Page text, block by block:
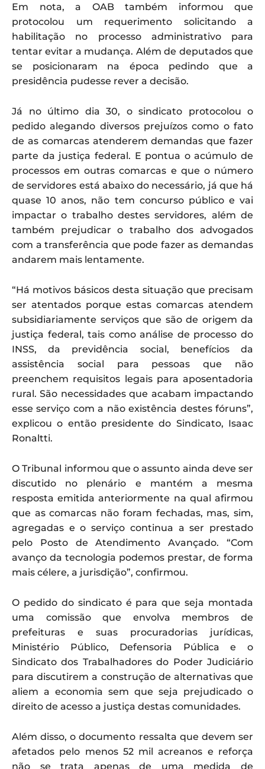
Em nota, a OAB também informou que
protocolou um requerimento solicitando a
habilitação no processo administrativo para
tentar evitar a mudança. Além de deputados que
se posicionaram na época pedindo que a
presidência pudesse rever a decisão.
Já no último dia 30, o sindicato protocolou o
pedido alegando diversos prejuízos como o fato
de as comarcas atenderem demandas que fazer
parte da justiça federal. E pontua o acúmulo de
processos em outras comarcas e que o número
de servidores está abaixo do necessário, já que há
quase 10 anos, não tem concurso público e vai
impactar o trabalho destes servidores, além de
também prejudicar o trabalho dos advogados
com a transferência que pode fazer as demandas
andarem mais lentamente.
“Há motivos básicos desta situação que precisam
ser atentados porque estas comarcas atendem
subsidiariamente serviços que são de origem da
justiça federal, tais como análise de processo do
INSS, da previdência social, benefícios da
assistência social para pessoas que não
preenchem requisitos legais para aposentadoria
rural. São necessidades que acabam impactando
esse serviço com a não existência destes fóruns”,
explicou o então presidente do Sindicato, Isaac
Ronaltti.
O Tribunal informou que o assunto ainda deve ser
discutido no plenário e mantém a mesma
resposta emitida anteriormente na qual afirmou
que as comarcas não foram fechadas, mas, sim,
agregadas e o serviço continua a ser prestado
pelo Posto de Atendimento Avançado. “Com
avanço da tecnologia podemos prestar, de forma
mais célere, a jurisdição”, confirmou.
O pedido do sindicato é para que seja montada
uma comissão que envolva membros de
prefeituras e suas procuradorias jurídicas,
Ministério Público, Defensoria Pública e o
Sindicato dos Trabalhadores do Poder Judiciário
para discutirem a construção de alternativas que
aliem a economia sem que seja prejudicado o
direito de acesso a justiça destas comunidades.
Além disso, o documento ressalta que devem ser
afetados pelo menos 52 mil acreanos e reforça
não se trata apenas de uma medida de